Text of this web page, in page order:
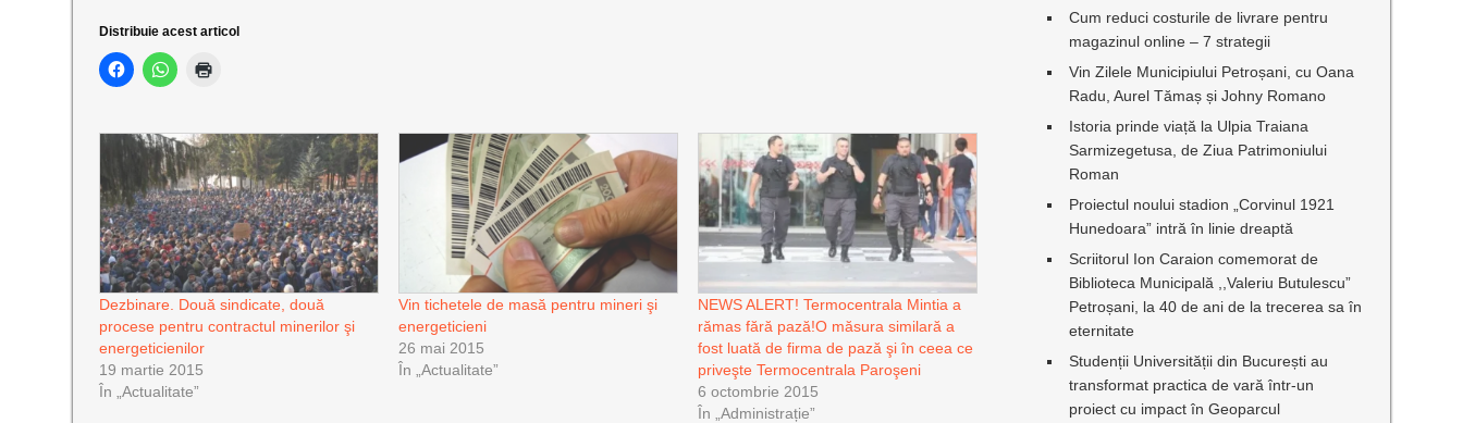
Distribuie acest articol
Dezbinare. Două sindicate, două
procese pentru contractul minerilor şi
energeticienilor
19 martie 2015
În „Actualitate”
Vin tichetele de masă pentru mineri şi
energeticieni
26 mai 2015
În „Actualitate”
NEWS ALERT! Termocentrala Mintia a
rămas fără pază!O măsura similară a
fost luată de firma de pază şi în ceea ce
priveşte Termocentrala Paroşeni
6 octombrie 2015
În „Administrație”
Cum reduci costurile de livrare pentru
magazinul online – 7 strategii
Vin Zilele Municipiului Petroșani, cu Oana
Radu, Aurel Tămaș și Johny Romano
Istoria prinde viață la Ulpia Traiana
Sarmizegetusa, de Ziua Patrimoniului
Roman
Proiectul noului stadion „Corvinul 1921
Hunedoara” intră în linie dreaptă
Scriitorul Ion Caraion comemorat de
Biblioteca Municipală ,,Valeriu Butulescu”
Petroșani, la 40 de ani de la trecerea sa în
eternitate
Studenții Universității din București au
transformat practica de vară într-un
proiect cu impact în Geoparcul